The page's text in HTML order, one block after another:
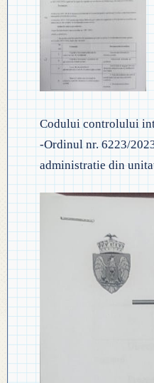
◎ ACHIZIȚII
◎
◎
◎
◎ FIȘĂ
◎ ÎNCADRARE
◎ PROFESORI
◎
◎
Codului controlului
-Ordinul nr. 6223/
administratie din